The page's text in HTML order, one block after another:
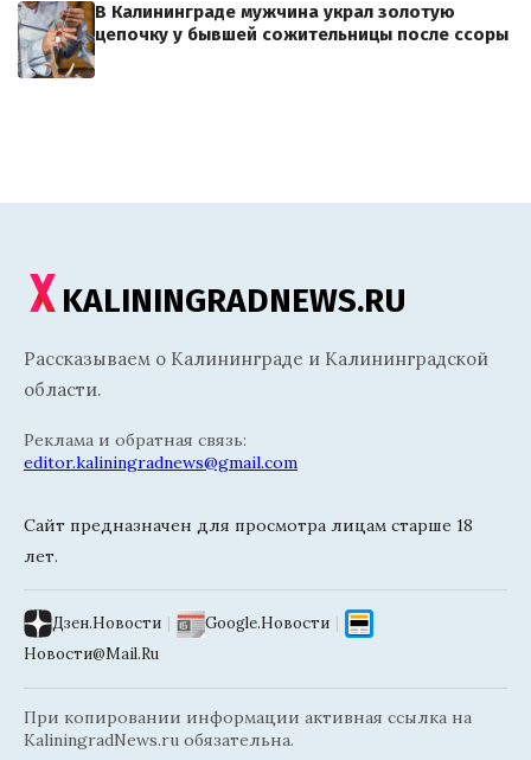
В Калининграде мужчина украл золотую
цепочку у бывшей сожительницы после ссоры
KALININGRADNEWS.RU
Рассказываем о Калининграде и Калининградской
области.
Реклама и обратная связь:
editor.kaliningradnews@gmail.com
Сайт предназначен для просмотра лицам старше 18
лет.
Дзен.Новости | Google.Новости |
Новости@Mail.Ru
При копировании информации активная ссылка на
KaliningradNews.ru обязательна.